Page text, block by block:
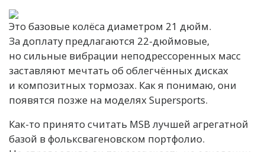
Это базовые колёса диаметром 21 дюйм.
За доплату предлагаются 22-дюймовые,
но сильные вибрации неподрессоренных масс
заставляют мечтать об облегчённых дисках
и композитных тормозах. Как я понимаю, они
появятся позже на моделях Supersports.
Как-то принято считать MSB лучшей агрегатной
базой в фольксвагеновском портфолио.